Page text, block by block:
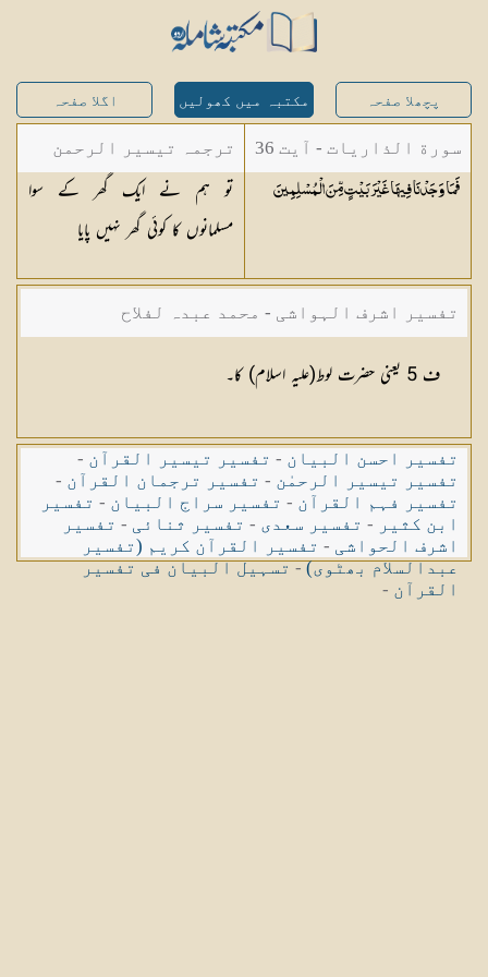
پچھلا صفحہ مکتبہ میں کھولیں اگلا صفحہ
سورة الذاريات - آیت 36
فَمَا وَجَدْنَا فِيهَا غَيْرَ بَيْتٍ مِّنَالْمُسْلِمِينَ
ترجمہ تیسیر الرحمن
لبیان القرآن - محمد
لقمان سلفی
تو ہم نے ایک گھر کے سوا
مسلمانوں کا کوئی گھر نہیں پایا
تفسیر اشرف الہواشی - محمد عبدہ لفلاح
ف 5 یعنی حضرت لوط(علیہ اسلام) کا۔
تفسیر احسن البیان - تفسیر تیسیر القرآن -
تفسیر تیسیر الرحمٰن - تفسیر ترجمان القرآن -
تفسیر فہم القرآن - تفسیر سراج البیان - تفسیر
ابن کثیر - تفسیر سعدی - تفسیر ثنائی - تفسیر
اشرف الحواشی - تفسیر القرآن کریم (تفسیر
عبدالسلام بھٹوی)-تسہیل البیان فی تفسیر
القرآن -